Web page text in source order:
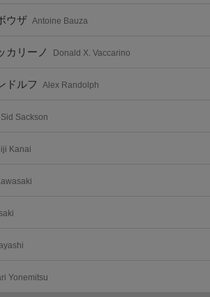
ウザ Antoine Bauza
カリーノ Donald X. Vaccarino
ドルフ Alex Randolph
Sid Sackson
Kanai
Yonemitsu